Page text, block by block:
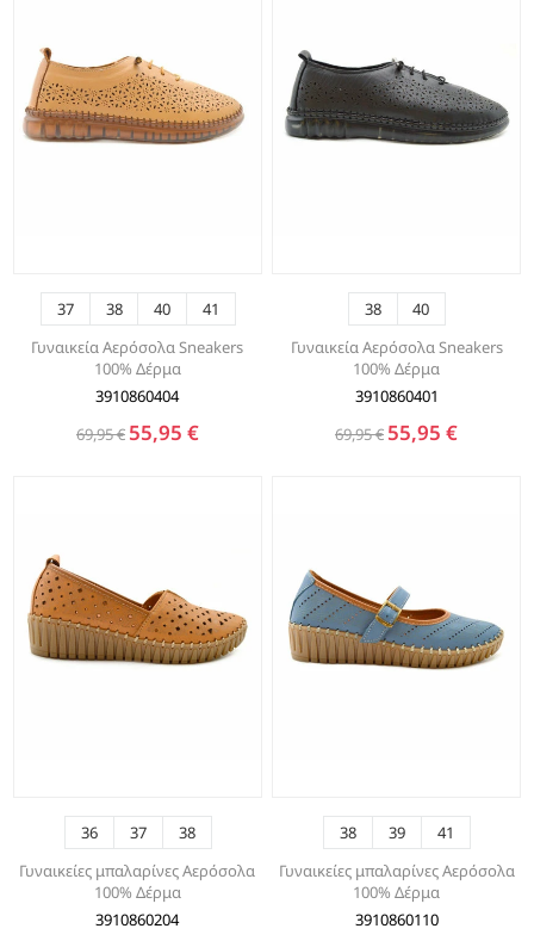
37 38 40
41
Γυναικεία Αερόσολα Sneakers
100% Δέρμα
3910860404
69,95 € 55,95 €
38
40
Γυναικεία Αερόσολα Sneakers
100% Δέρμα
3910860401
69,95 € 55,95 €
36 37
38
Γυναικείες μπαλαρίνες Αερόσολα
100% Δέρμα
3910860204
38 39
41
Γυναικείες μπαλαρίνες Αερόσολα
100% Δέρμα
3910860110